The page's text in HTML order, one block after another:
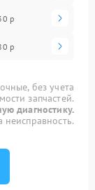
р
р
без учета
запчастей.
диагностику.